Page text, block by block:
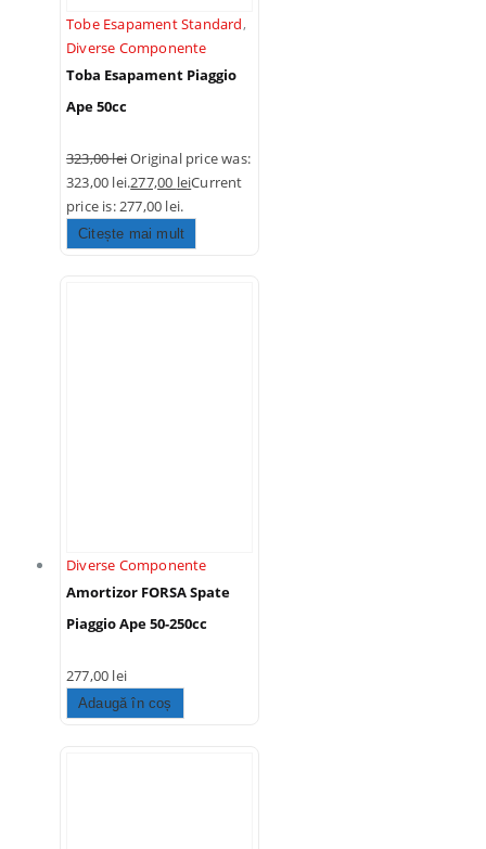
Tobe Esapament Standard,
Diverse Componente
Toba Esapament Piaggio
Ape 50cc
323,00leiOriginal price was:
323,00 lei.277,00 leiCurrent
price is: 277,00 lei.
Citește mai mult
Diverse Componente
Amortizor FORSA Spate
Piaggio Ape 50-250cc
277,00 lei
Adaugă în coș